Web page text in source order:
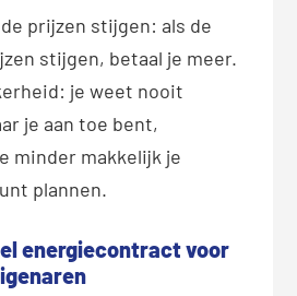
prijzen stijgen: als de
stijgen, betaal je meer.
je weet nooit
je aan toe bent,
minder makkelijk je
plannen.
energiecontract voor